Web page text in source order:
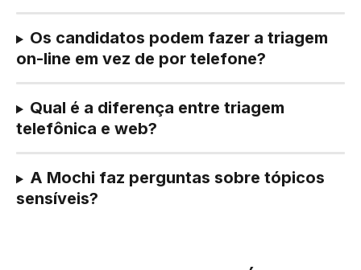
Os candidatos podem fazer a triagem
on-line em vez de por telefone?
Qual é a diferença entre triagem
telefônica e web?
A Mochi faz perguntas sobre tópicos
sensíveis?